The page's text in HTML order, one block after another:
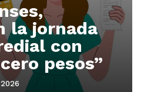
la jornada
con
pesos”